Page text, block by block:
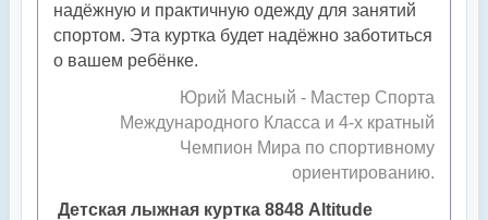
надёжную и практичную одежду для занятий
спортом. Эта куртка будет надёжно заботиться
о вашем ребёнке.
Юрий Масный - Мастер Спорта
Международного Класса и 4-х кратный
Чемпион Мира по спортивному
ориентированию.
Детская лыжная куртка 8848 Altitude